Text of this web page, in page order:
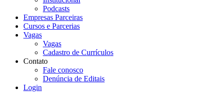
Podcasts
Empresas Parceiras
Cursos e Parcerias
Vagas
Vagas
Cadastro de Currículos
Contato
Fale conosco
Denúncia de Editais
Login